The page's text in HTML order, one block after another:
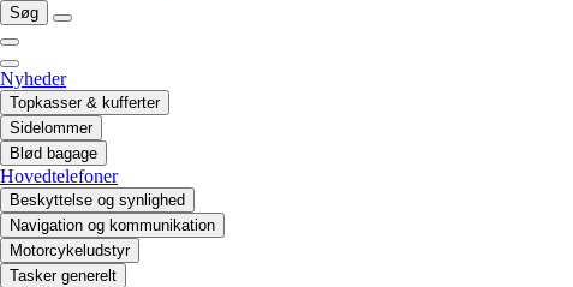
Søg
Nyheder
Topkasser & kufferter
Sidelommer
Blød bagage
Hovedtelefoner
Beskyttelse og synlighed
Navigation og kommunikation
Motorcykeludstyr
Tasker generelt